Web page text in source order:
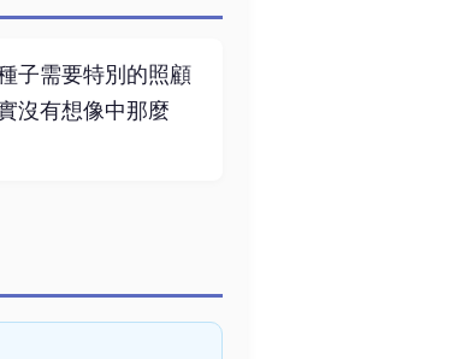
子需要特別的照顧
沒有想像中那麼